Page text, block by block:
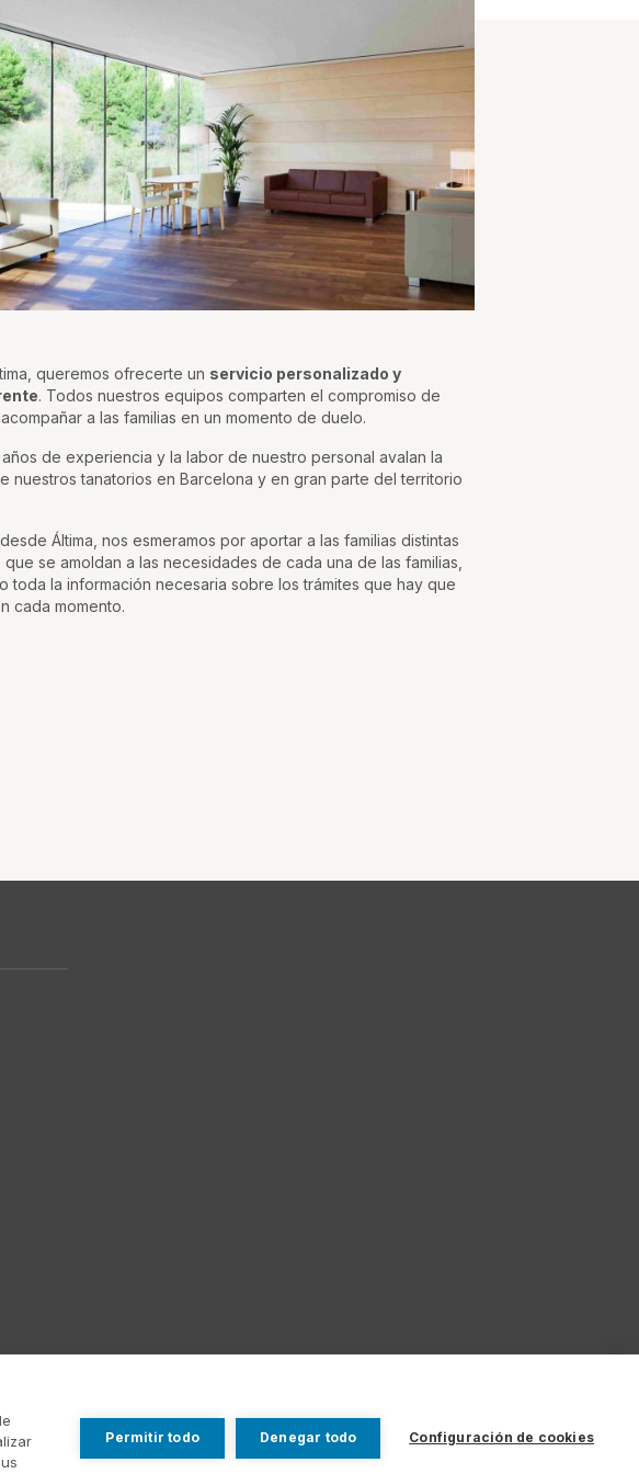
queremos ofrecerte un servicio personalizado y
. Todos nuestros equipos comparten el compromiso de
a las familias en un momento de duelo.
de experiencia y la labor de nuestro personal avalan la
nuestros tanatorios en Barcelona y en gran parte del territorio
Áltima, nos esmeramos por aportar a las familias distintas
se amoldan a las necesidades de cada una de las familias,
toda la información necesaria sobre los trámites que hay que
cada momento.
Permitir todo Denegar todo Configuración de cookies